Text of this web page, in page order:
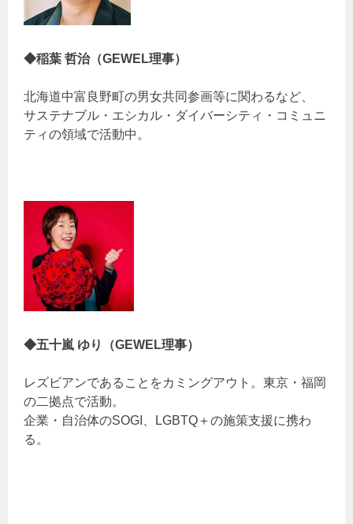
◆稲葉 哲治（GEWEL理事）
北海道中富良野町の男女共同参画等に関わるなど、
サステナブル・エシカル・ダイバーシティ・コミュニ
ティの領域で活動中。
◆五十嵐 ゆり（GEWEL理事）
レズビアンであることをカミングアウト。東京・福岡
の二拠点で活動。
企業・自治体のSOGI、LGBTQ＋の施策支援に携わ
る。